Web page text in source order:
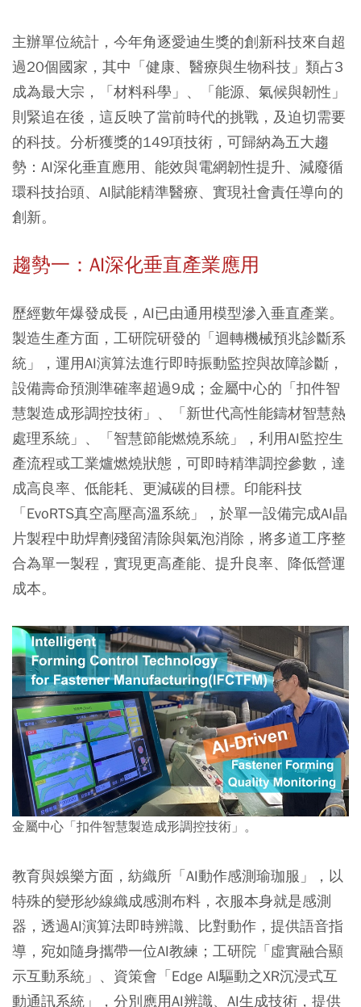
主辦單位統計，今年角逐愛迪生獎的創新科技來自超
過20個國家，其中「健康、醫療與生物科技」類占3
成為最大宗，「材料科學」、「能源、氣候與韌性」
則緊追在後，這反映了當前時代的挑戰，及迫切需要
的科技。分析獲獎的149項技術，可歸納為五大趨
勢：AI深化垂直應用、能效與電網韌性提升、減廢循
環科技抬頭、AI賦能精準醫療、實現社會責任導向的
創新。
趨勢一： AI深化垂直產業應用
歷經數年爆發成長，AI已由通用模型滲入垂直產業。
製造生產方面，工研院研發的「迴轉機械預兆診斷系
統」，運用AI演算法進行即時振動監控與故障診斷，
設備壽命預測準確率超過9成；金屬中心的「扣件智
慧製造成形調控技術」、「新世代高性能鑄材智慧熱
處理系統」、「智慧節能燃燒系統」，利用AI監控生
產流程或工業爐燃燒狀態，可即時精準調控參數，達
成高良率、低能耗、更減碳的目標。印能科技
「EvoRTS真空高壓高溫系統」，於單一設備完成AI晶
片製程中助焊劑殘留清除與氣泡消除，將多道工序整
合為單一製程，實現更高產能、提升良率、降低營運
成本。
金屬中心「扣件智慧製造成形調控技術」。
教育與娛樂方面，紡織所「AI動作感測瑜珈服」，以
特殊的變形紗線織成感測布料，衣服本身就是感測
器，透過AI演算法即時辨識、比對動作，提供語音指
導，宛如隨身攜帶一位AI教練；工研院「虛實融合顯
示互動系統」、資策會「Edge AI驅動之XR沉浸式互
動通訊系統」，分別應用AI辨識、AI生成技術，提供